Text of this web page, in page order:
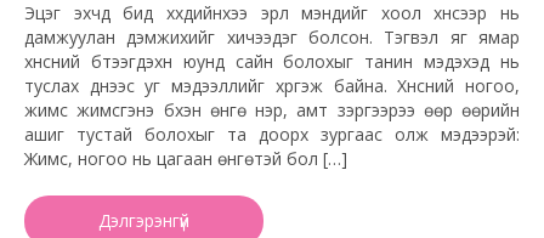
Эцэг эхчүүд бид хүүхдийнхээ эрүүл мэндийг хоол хүнсээр нь
дамжуулан дэмжихийг хичээдэг болсон. Тэгвэл яг ямар
хүнсний бүтээгдэхүүн юунд сайн болохыг танин мэдэхэд нь
туслах үүднээс уг мэдээллийг хүргэж байна. Хүнсний ногоо,
жимс жимсгэнэ бүхэн өнгө үнэр, амт зэргээрээ өөр өөрийн
ашиг тустай болохыг та доорх зургаас олж мэдээрэй:
Жимс, ногоо нь цагаан өнгөтэй бол […]
Дэлгэрэнгүй